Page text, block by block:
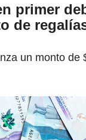
primer
de
un monto de